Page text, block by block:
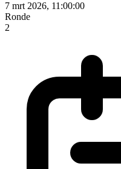
7 mrt 2026, 11:00:00
Ronde
2